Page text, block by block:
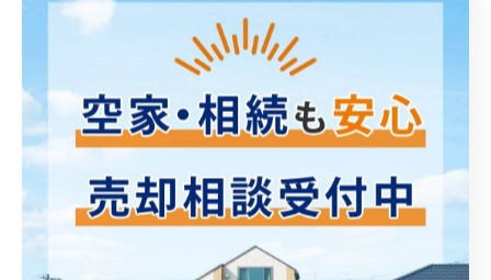
います。申請の際は省エネ性能の基準を満たすことが必
須であり、専門家による設計や施工管理が不可欠です。
不動産業界でもこうした補助金情報を住まい手に適切に
提供し、住宅の性能を適切に届ける役割が担われていま
す。補助金制度の活用は単なる経済的メリットに留まら
ず、地域全体の省エネ推進や環境保全を促進する制度的
枠組みとしての意義をもっています。豊山町での住まい
づくりを検討する際は、これら補助金情報をきちんと収